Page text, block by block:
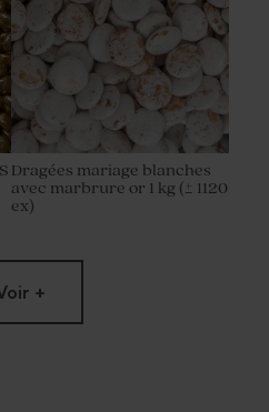
Dragées mariage blanches
avec marbrure or 1 kg (± 1120
ex)
+